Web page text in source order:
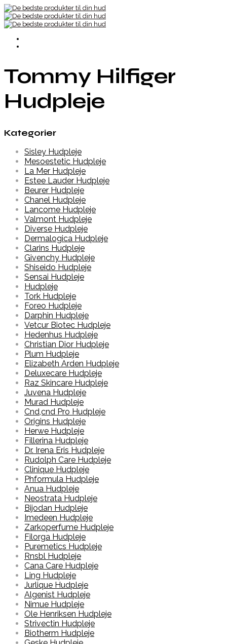
Tommy Hilfiger
Hudpleje
Kategorier
Sisley Hudpleje
Mesoestetic Hudpleje
La Mer Hudpleje
Estee Lauder Hudpleje
Beurer Hudpleje
Chanel Hudpleje
Lancome Hudpleje
Valmont Hudpleje
Diverse Hudpleje
Dermalogica Hudpleje
Clarins Hudpleje
Givenchy Hudpleje
Shiseido Hudpleje
Sensai Hudpleje
Hudpleje
Tork Hudpleje
Foreo Hudpleje
Darphin Hudpleje
Vetcur Biotec Hudpleje
Hedenhus Hudpleje
Christian Dior Hudpleje
Plum Hudpleje
Elizabeth Arden Hudpleje
Deluxecare Hudpleje
Raz Skincare Hudpleje
Juvena Hudpleje
Murad Hudpleje
Cnd,cnd Pro Hudpleje
Origins Hudpleje
Herwe Hudpleje
Fillerina Hudpleje
Dr. Irena Eris Hudpleje
Rudolph Care Hudpleje
Clinique Hudpleje
Phformula Hudpleje
Anua Hudpleje
Neostrata Hudpleje
Bijodan Hudpleje
Imedeen Hudpleje
Zarkoperfume Hudpleje
Filorga Hudpleje
Puremetics Hudpleje
Rnsbl Hudpleje
Cana Care Hudpleje
Ling Hudpleje
Jurlique Hudpleje
Algenist Hudpleje
Nimue Hudpleje
Ole Henriksen Hudpleje
Strivectin Hudpleje
Biotherm Hudpleje